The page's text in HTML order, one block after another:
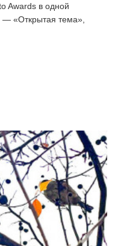
Awards в одной
«Открытая тема»,